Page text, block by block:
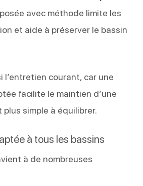
avec méthode limite les
et aide à préserver le bassin
l’entretien courant, car une
facilite le maintien d’une
simple à équilibrer.
à tous les bassins
à de nombreuses